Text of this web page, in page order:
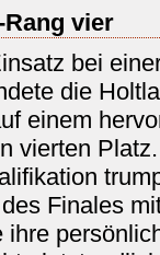
vier
bei
die
einem
vierten
Finales
ihre